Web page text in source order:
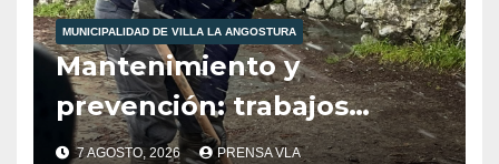
MUNICIPALIDAD DE VILLA LA ANGOSTURA
Mantenimiento y
prevención: trabajos
municipales ante las
7 AGOSTO, 2026 PRENSA VLA